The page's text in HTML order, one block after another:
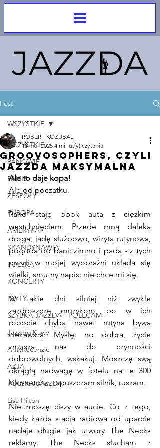
Post
WSZYSTKIE
PANOWIE
PANIE
ZESPOŁY
EUROPA
AMERYKA
SKANDYNAWIA
POLSKA
KONCERTY
PŁYTY
SZYBKA JAZZDA - POLECAM
Jazz do Kawy
AntyRecenzje
AZJA
POLSKA JAZZDA
Lisa Hilton
WSZYSTKIE
Groovosophers, czyli
jazzda maksymalna
ROBERT KOZUBAL
18 mar 2025 4 minut(y) czytania
Ale to daje kopa!
Ale od początku.
Rano staję obok auta z ciężkim
westchnięciem. Przede mną daleka
droga, jadę służbowo, wizyta rutynowa,
pogoda do bani: zimno i pada - z tych
puzzli w mojej wyobraźni układa się
wielki, smutny napis: nie chce mi się.
W takie dni silniej niż zwykle
zazdroszczę muzykom, bo w ich
robocie chyba nawet rutyna bywa
ciekawsza. Myślę: no dobra, życie
zmusza nas do czynności
dobrowolnych, wskakuj. Moszczę swą
okrągłą nadwagę w fotelu na te 300
kilometrów, zapuszczam silnik, ruszam.
Nie znoszę ciszy w aucie. Co z tego,
kiedy każda stacja radiowa od uparcie
nadaje długie jak utwory The Necks
reklamy. The Necks słucham z